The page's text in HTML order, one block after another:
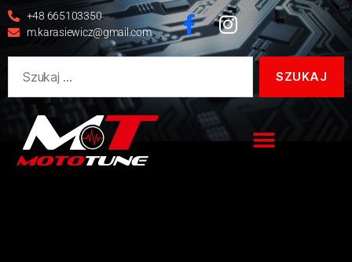
+48 665103350
m.karasiewicz@gmail.com